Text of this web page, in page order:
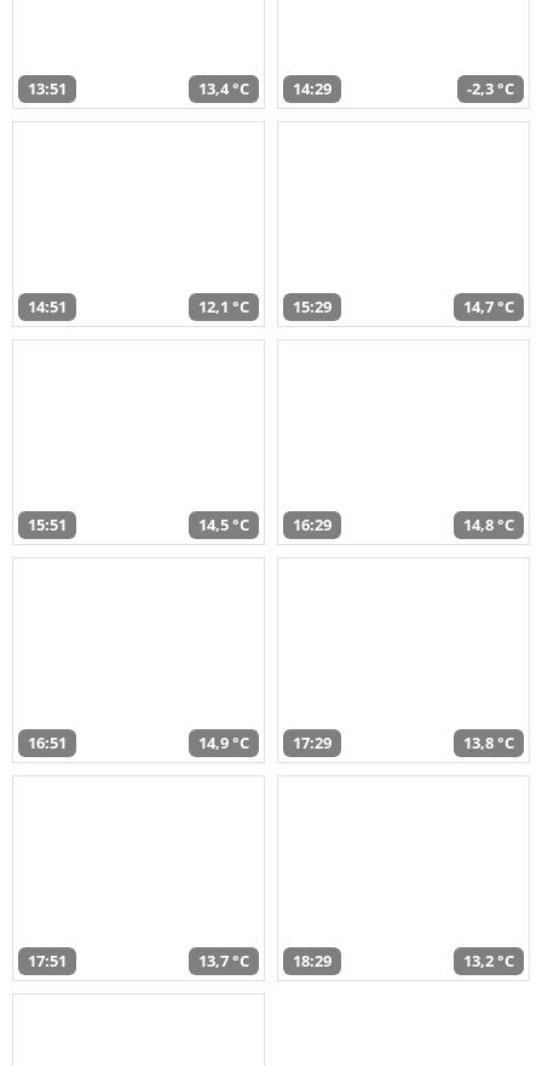
13:51 13,4 °C 14:29 -2,3 °C
14:51 12,1 °C 15:29 14,7 °C
15:51 14,5 °C 16:29 14,8 °C
16:51 14,9 °C 17:29 13,8 °C
17:51 13,7 °C 18:29 13,2 °C